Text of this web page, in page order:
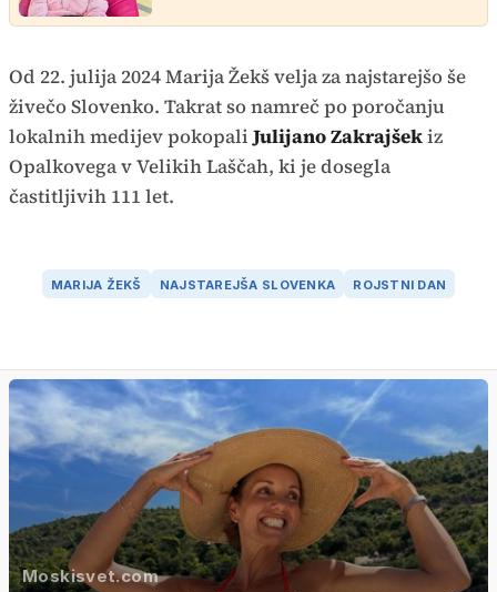
Od 22. julija 2024 Marija Žekš velja za najstarejšo še
živečo Slovenko. Takrat so namreč po poročanju
lokalnih medijev pokopaliJulijano Zakrajšekiz
Opalkovega v Velikih Laščah, ki je dosegla
častitljivih 111 let.
MARIJA ŽEKŠ NAJSTAREJŠA SLOVENKA ROJSTNI DAN
Moskisvet.com